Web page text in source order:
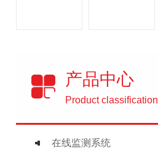
产品中心
Product classification
在线监测系统